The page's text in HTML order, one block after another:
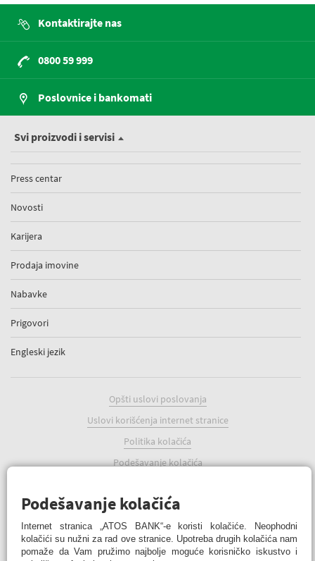
Kontaktirajte nas
0800 59 999
Poslovnice i bankomati
Svi proizvodi i servisi
Press centar
Novosti
Karijera
Prodaja imovine
Nabavke
Prigovori
Engleski jezik
Opšti uslovi poslovanja
Uslovi korišćenja internet stranice
Politika kolačića
Podešavanje kolačića
ATOS BANK Online
Podešavanje kolačića
Internet stranica „ATOS BANK“-e koristi kolačiće. Neophodni
kolačići su nužni za rad ove stranice. Upotreba drugih kolačića nam
pomaže da Vam pružimo najbolje moguće korisničko iskustvo i